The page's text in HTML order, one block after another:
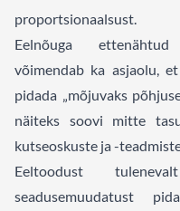
proportsionaalsust.
Eelnõuga
võimendab ka asjaolu,
pidada „mõjuvaks
näiteks soovi mitte
kutseoskuste ja -
Eeltoodust
seadusemuudatust